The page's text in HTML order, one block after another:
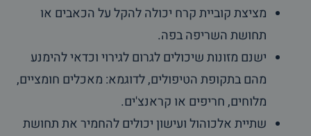
מציצת קוביית קרח יכולה להקל על הכאבים או
תחושת השריפה בפה.
ישנם מזונות שיכולים לגרום לגירוי וכדאי להימנע
מהם בתקופת הטיפולים, לדוגמא: מאכלים חומציים,
מלוחים, חריפים או קראנצ'ים.
שתיית אלכוהול ועישון יכולים להחמיר את תחושת